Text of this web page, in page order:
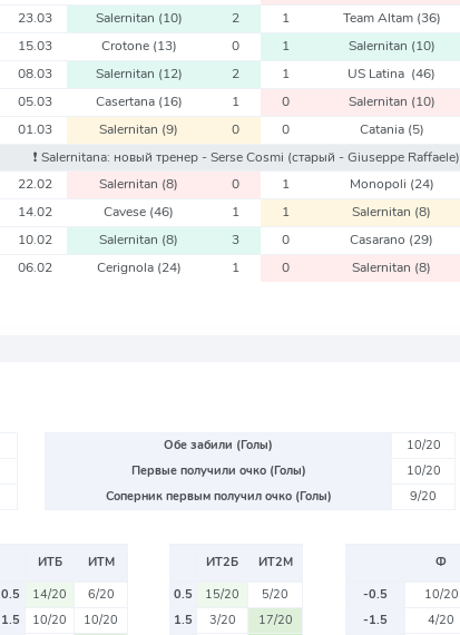
23.03 Salernitan (10) 2 1 Team Altam (36)
15.03 Crotone (13) 0 1 Salernitan (10)
08.03 Salernitan (12) 2 1 US Latina (46)
05.03 Casertana (16) 1 0 Salernitan (10)
01.03 Salernitan (9) 0 0 Catania (5)
❗️ Salernitana: новый тренер - Serse Cosmi (старый - Giuseppe Raffaele)
22.02 Salernitan (8) 0 1 Monopoli (24)
14.02 Cavese (46) 1 1 Salernitan (8)
10.02 Salernitan (8) 3 0 Casarano (29)
06.02 Cerignola (24) 1 0 Salernitan (8)
Обе забили (Голы)
10/20
Первые получили очко (Голы)
10/20
Соперник первым получил очко (Голы)
9/20
ИТБ
ИТМ
0.5
14/20
6/20
1.5
10/20
10/20
ИТ2Б
ИТ2М
0.5
15/20
5/20
1.5
3/20
17/20
Ф
-0.5
10/20
-1.5
4/20